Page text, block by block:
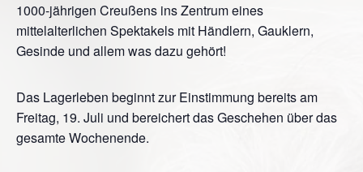
1000-jährigen Creußens ins Zentrum eines
mittelalterlichen Spektakels mit Händlern, Gauklern,
Gesinde und allem was dazu gehört!
Das Lagerleben beginnt zur Einstimmung bereits am
Freitag, 19. Juli und bereichert das Geschehen über das
gesamte Wochenende.